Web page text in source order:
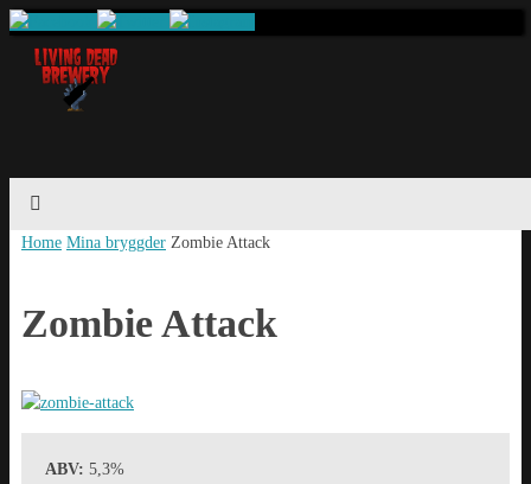
Home Mina bryggder Zombie Attack
Zombie Attack
ABV: 5,3%